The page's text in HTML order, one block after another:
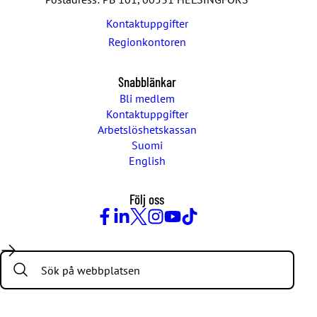
Kontaktuppgifter
Regionkontoren
Snabblänkar
Bli medlem
Kontaktuppgifter
Arbetslöshetskassan
Suomi
English
Följ oss
Search: